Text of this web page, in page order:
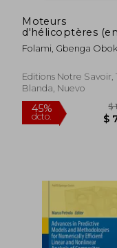
dcto. $
Moteurs
d'hélicoptères (en
Francés)
Folami, Gbenga
Editions Notre Savoir,
Blanda, Nuevo